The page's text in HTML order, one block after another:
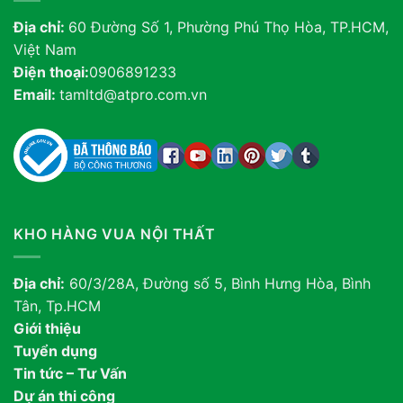
Địa chỉ: 60 Đường Số 1, Phường Phú Thọ Hòa, TP.HCM,
Việt Nam
Điện thoại:0906891233
Email: tamltd@atpro.com.vn
KHO HÀNG VUA NỘI THẤT
Địa chỉ: 60/3/28A, Đường số 5, Bình Hưng Hòa, Bình
Tân, Tp.HCM
Giới thiệu
Tuyển dụng
Tin tức – Tư Vấn
Dự án thi công